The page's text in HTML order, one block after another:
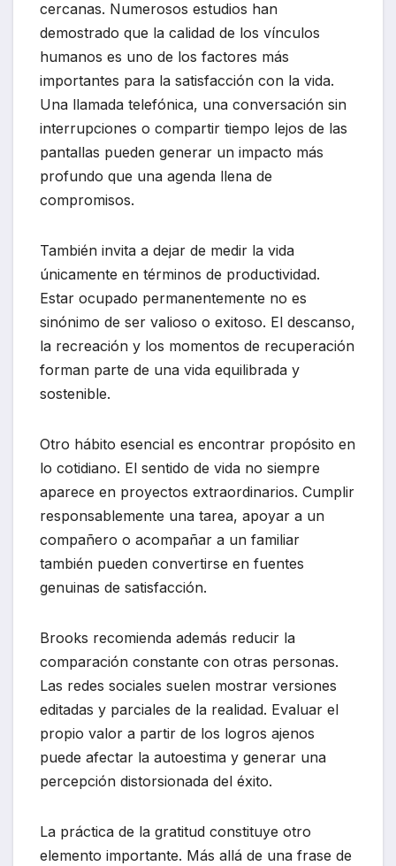
cercanas. Numerosos estudios han
demostrado que la calidad de los vínculos
humanos es uno de los factores más
importantes para la satisfacción con la vida.
Una llamada telefónica, una conversación sin
interrupciones o compartir tiempo lejos de las
pantallas pueden generar un impacto más
profundo que una agenda llena de
compromisos.
También invita a dejar de medir la vida
únicamente en términos de productividad.
Estar ocupado permanentemente no es
sinónimo de ser valioso o exitoso. El descanso,
la recreación y los momentos de recuperación
forman parte de una vida equilibrada y
sostenible.
Otro hábito esencial es encontrar propósito en
lo cotidiano. El sentido de vida no siempre
aparece en proyectos extraordinarios. Cumplir
responsablemente una tarea, apoyar a un
compañero o acompañar a un familiar
también pueden convertirse en fuentes
genuinas de satisfacción.
Brooks recomienda además reducir la
comparación constante con otras personas.
Las redes sociales suelen mostrar versiones
editadas y parciales de la realidad. Evaluar el
propio valor a partir de los logros ajenos
puede afectar la autoestima y generar una
percepción distorsionada del éxito.
La práctica de la gratitud constituye otro
elemento importante. Más allá de una frase de